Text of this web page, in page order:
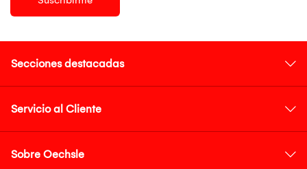
Secciones destacadas
Servicio al Cliente
Sobre Oechsle